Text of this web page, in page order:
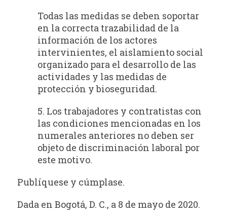
Todas las medidas se deben soportar
en la correcta trazabilidad de la
información de los actores
intervinientes, el aislamiento social
organizado para el desarrollo de las
actividades y las medidas de
protección y bioseguridad.
5. Los trabajadores y contratistas con
las condiciones mencionadas en los
numerales anteriores no deben ser
objeto de discriminación laboral por
este motivo.
Publíquese y cúmplase.
Dada en Bogotá, D. C., a 8 de mayo de 2020.